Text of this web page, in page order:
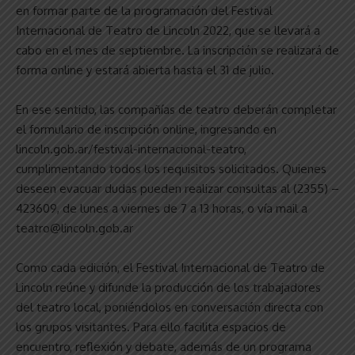
en formar parte de la programación del Festival
Internacional de Teatro de Lincoln 2022, que se llevará a
cabo en el mes de septiembre. La inscripción se realizará de
forma online y estará abierta hasta el 31 de julio.
En ese sentido, las compañías de teatro deberán completar
el formulario de inscripción online, ingresando en
lincoln.gob.ar/festival-internacional-teatro,
cumplimentando todos los requisitos solicitados. Quienes
deseen evacuar dudas pueden realizar consultas al (2355) –
423609, de lunes a viernes de 7 a 13 horas, o vía mail a
teatro@lincoln.gob.ar
Como cada edición, el Festival Internacional de Teatro de
Lincoln reúne y difunde la producción de los trabajadores
del teatro local, poniéndolos en conversación directa con
los grupos visitantes. Para ello facilita espacios de
encuentro, reflexión y debate, además de un programa